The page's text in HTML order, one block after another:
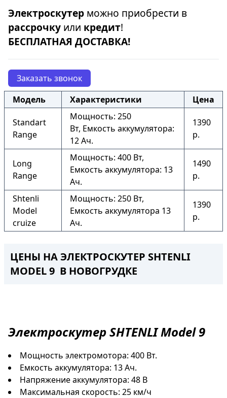
Электроскутер можно приобрести в
рассрочку или кредит!
БЕСПЛАТНАЯ ДОСТАВКА!
Заказать звонок
Модель
Характеристики Цена
Standart
Range
Мощность: 250
Вт, Емкость аккумулятора:
12 Ач.
1390
р.
Long
Range
Мощность: 400 Вт,
Емкость аккумулятора: 13
Ач.
1490
р.
Shtenli
Model
cruize
Мощность: 250 Вт,
Емкость аккумулятора 13
Ач.
1390
р.
ЦЕНЫ НА ЭЛЕКТРОСКУТЕР SHTENLI
MODEL 9 В НОВОГРУДКЕ
ЭлектроскутерSHTENLI Model 9
Мощность электромотора: 400 Вт.
Емкость аккумулятора: 13 Ач.
Напряжение аккумулятора: 48 В
Максимальная скорость: 25 км/ч